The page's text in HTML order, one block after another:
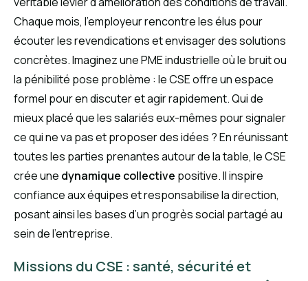
Chaque mois, l’employeur rencontre les élus pour
écouter les revendications et envisager des solutions
concrètes. Imaginez une PME industrielle où le bruit ou
la pénibilité pose problème : le CSE offre un espace
formel pour en discuter et agir rapidement. Qui de
mieux placé que les salariés eux-mêmes pour signaler
ce qui ne va pas et proposer des idées ? En réunissant
toutes les parties prenantes autour de la table, le CSE
crée une dynamique collective positive. Il inspire
confiance aux équipes et responsabilise la direction,
posant ainsi les bases d’un progrès social partagé au
sein de l’entreprise.
Missions du CSE : santé, sécurité et